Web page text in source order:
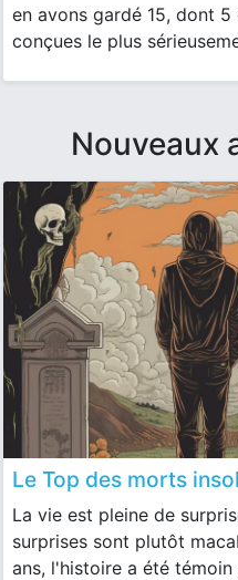
en avons gardé 15, dont
conçues le plus
Nouveaux
Le Top des morts
La vie est pleine de
surprises sont plutôt
ans, l'histoire a été témoin